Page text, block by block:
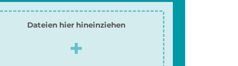
Dateien hier hineinziehen